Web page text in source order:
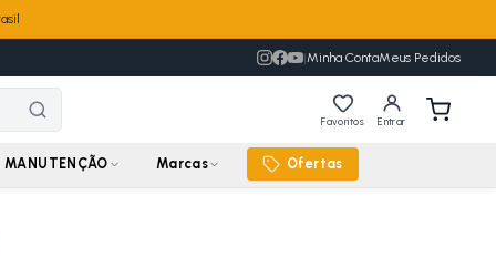
|Minha ContaMeus Pedidos
Favoritos Entrar
MANUTENÇÃO Marcas Ofertas